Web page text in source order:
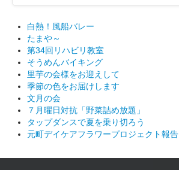
白熱！風船バレー
たまや～
第34回リハビリ教室
そうめんバイキング
里芋の会様をお迎えして
季節の色をお届けします
文月の会
７月曜日対抗「野菜詰め放題」
タップダンスで夏を乗り切ろう
元町デイケアフラワープロジェクト報告